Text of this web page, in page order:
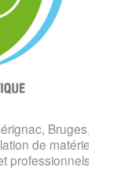
Bruges,
de matériel
professionnels.